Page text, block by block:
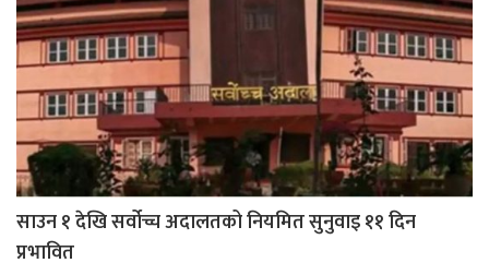
साउन १ देखि सर्वोच्च अदालतको नियमित सुनुवाइ ११ दिन
प्रभावित